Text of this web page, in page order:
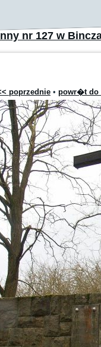
nr 127 w
poprzednie • powr�t do